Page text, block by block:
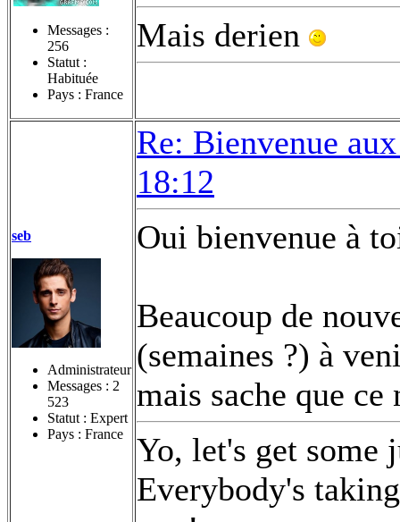
Messages :
256
Statut :
Habituée
Pays : France
Mais derien
seb
Administrateur
Messages : 2
523
Statut : Expert
Pays : France
Re: Bienvenue
18:12
Oui bienvenue à
Beaucoup de
(semaines ?) à
mais sache que
Yo, let's get some
Everybody's